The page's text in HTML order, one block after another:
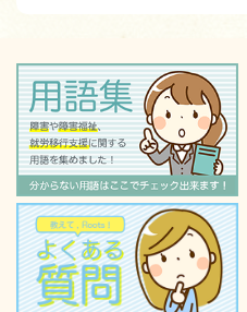
ウ
ィ
ン
ド
ウ
で
開
き
ま
す)
て
く
だ
さ
い
(新
し
い
ウ
ィ
ン
ド
ウ
で
開
き
ま
す)